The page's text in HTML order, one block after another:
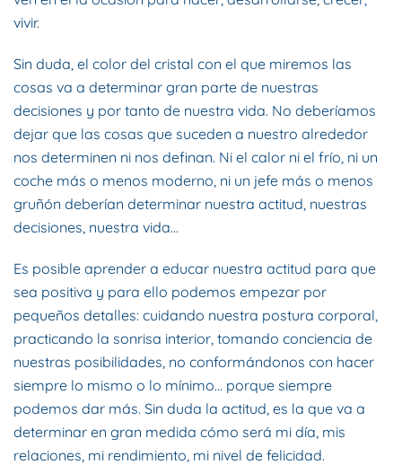
vivir.
Sin duda, el color del cristal con el que miremos las
cosas va a determinar gran parte de nuestras
decisiones y por tanto de nuestra vida. No deberíamos
dejar que las cosas que suceden a nuestro alrededor
nos determinen ni nos definan. Ni el calor ni el frío, ni un
coche más o menos moderno, ni un jefe más o menos
gruñón deberían determinar nuestra actitud, nuestras
decisiones, nuestra vida…
Es posible aprender a educar nuestra actitud para que
sea positiva y para ello podemos empezar por
pequeños detalles: cuidando nuestra postura corporal,
practicando la sonrisa interior, tomando conciencia de
nuestras posibilidades, no conformándonos con hacer
siempre lo mismo o lo mínimo… porque siempre
podemos dar más. Sin duda la actitud, es la que va a
determinar en gran medida cómo será mi día, mis
relaciones, mi rendimiento, mi nivel de felicidad.